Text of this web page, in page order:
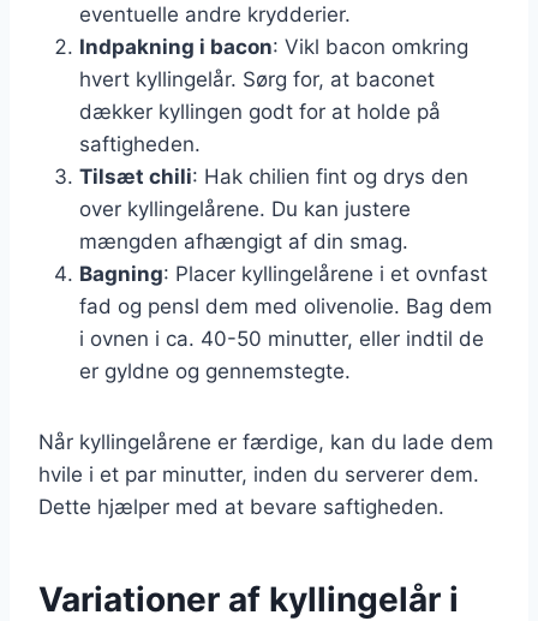
eventuelle andre krydderier.
Indpakning i bacon: Vikl bacon omkring
hvert kyllingelår. Sørg for, at baconet
dækker kyllingen godt for at holde på
saftigheden.
Tilsæt chili: Hak chilien fint og drys den
over kyllingelårene. Du kan justere
mængden afhængigt af din smag.
Bagning: Placer kyllingelårene i et ovnfast
fad og pensl dem med olivenolie. Bag dem
i ovnen i ca. 40-50 minutter, eller indtil de
er gyldne og gennemstegte.
Når kyllingelårene er færdige, kan du lade dem
hvile i et par minutter, inden du serverer dem.
Dette hjælper med at bevare saftigheden.
Variationer af kyllingelår i